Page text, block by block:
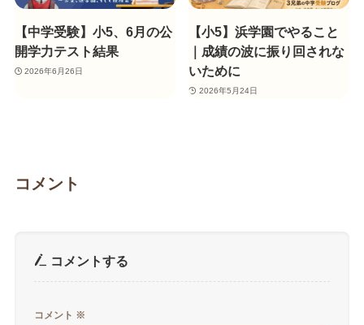
【中学受験】小5、6月の公
開学力テスト結果
2026年6月26日
【小5】浜学園でやること
｜成績の波に振り回されな
いために
2026年5月24日
コメント
コメントする
コメント ※